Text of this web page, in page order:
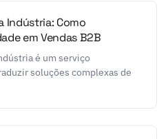
Indústria: Como
em Vendas B2B
é um serviço
soluções complexas de